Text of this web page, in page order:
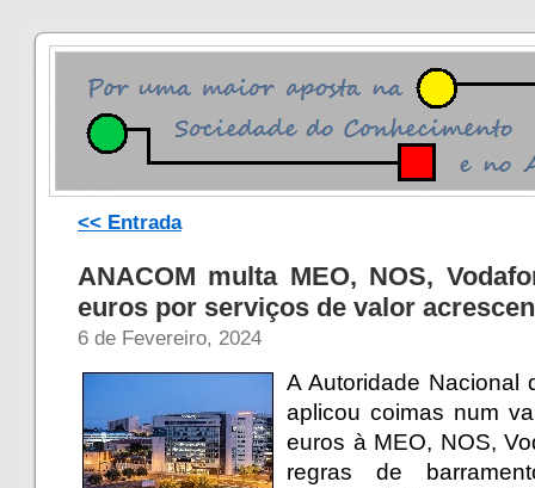
<< Entrada
ANACOM multa MEO, NOS,
euros por serviços de valor
6 de Fevereiro, 2024
A Autoridade Nacional
aplicou coimas num
euros à MEO, NOS,
regras de